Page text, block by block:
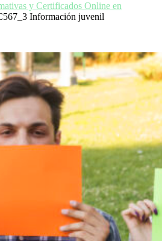
y Certificados Online en
Información juvenil